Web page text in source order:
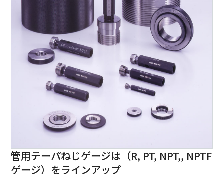
管用テーパねじゲージは（R, PT, NPT,, NPTF
ゲージ）をラインアップ